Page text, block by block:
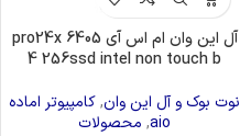
آل این وان ام اس آی pro24x 6405
4 256ssd intel non touch b
نوت بوک و آل این وان,کامپیوتر اماده
aio
, محصولات